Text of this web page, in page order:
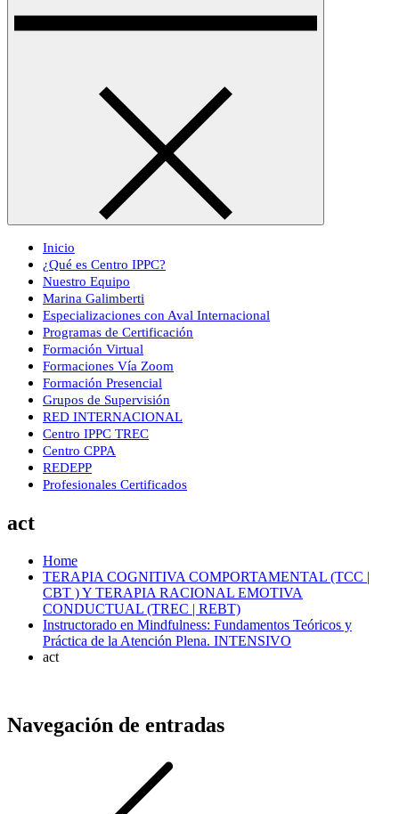
Inicio
¿Qué es Centro IPPC?
Nuestro Equipo
Marina Galimberti
Especializaciones con Aval Internacional
Programas de Certificación
Formación Virtual
Formaciones Vía Zoom
Formación Presencial
Grupos de Supervisión
RED INTERNACIONAL
Centro IPPC TREC
Centro CPPA
REDEPP
Profesionales Certificados
act
Home
TERAPIA COGNITIVA COMPORTAMENTAL (TCC |
CBT ) Y TERAPIA RACIONAL EMOTIVA
CONDUCTUAL (TREC | REBT)
Instructorado en Mindfulness: Fundamentos Teóricos y
Práctica de la Atención Plena. INTENSIVO
act
Navegación de entradas